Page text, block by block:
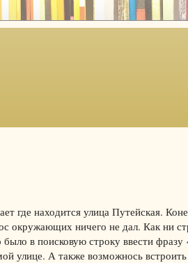
где находится улица Путейская.
окружающих ничего не дал. Как ни
было в поисковую строку ввести
улице. А также возможнось